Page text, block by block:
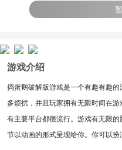
游戏介绍
捣蛋鹅破解版游戏是一个有趣有趣
多烦扰，并且玩家拥有无限时间在
有主要平台都很流行。游戏有无限
节以动画的形式呈现给你。你可以